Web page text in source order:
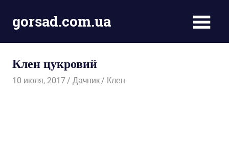
перейти
к
gorsad.com.ua
іКлен цукровий
10 июля, 2017 Дачник Клен